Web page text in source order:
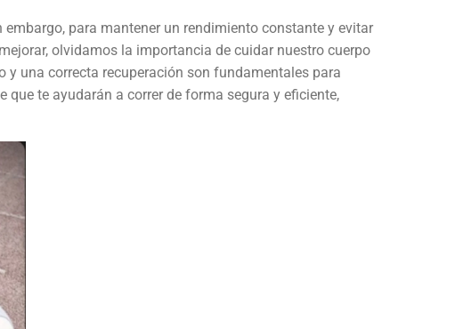
para mantener un rendimiento constante y evitar
olvidamos la importancia de cuidar nuestro cuerpo
y una correcta recuperación son fundamentales para
te ayudarán a correr de forma segura y eficiente,